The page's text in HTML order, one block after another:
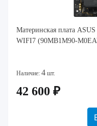
Материнская плата
WIFI7 (90MB1M90-
Наличие: 4 шт.
42 600 ₽